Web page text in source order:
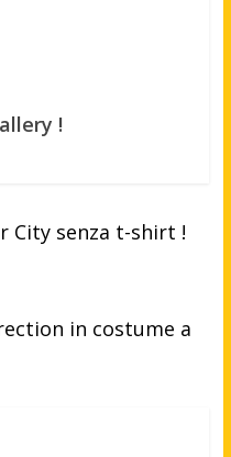
!
City senza t-shirt !
in costume a